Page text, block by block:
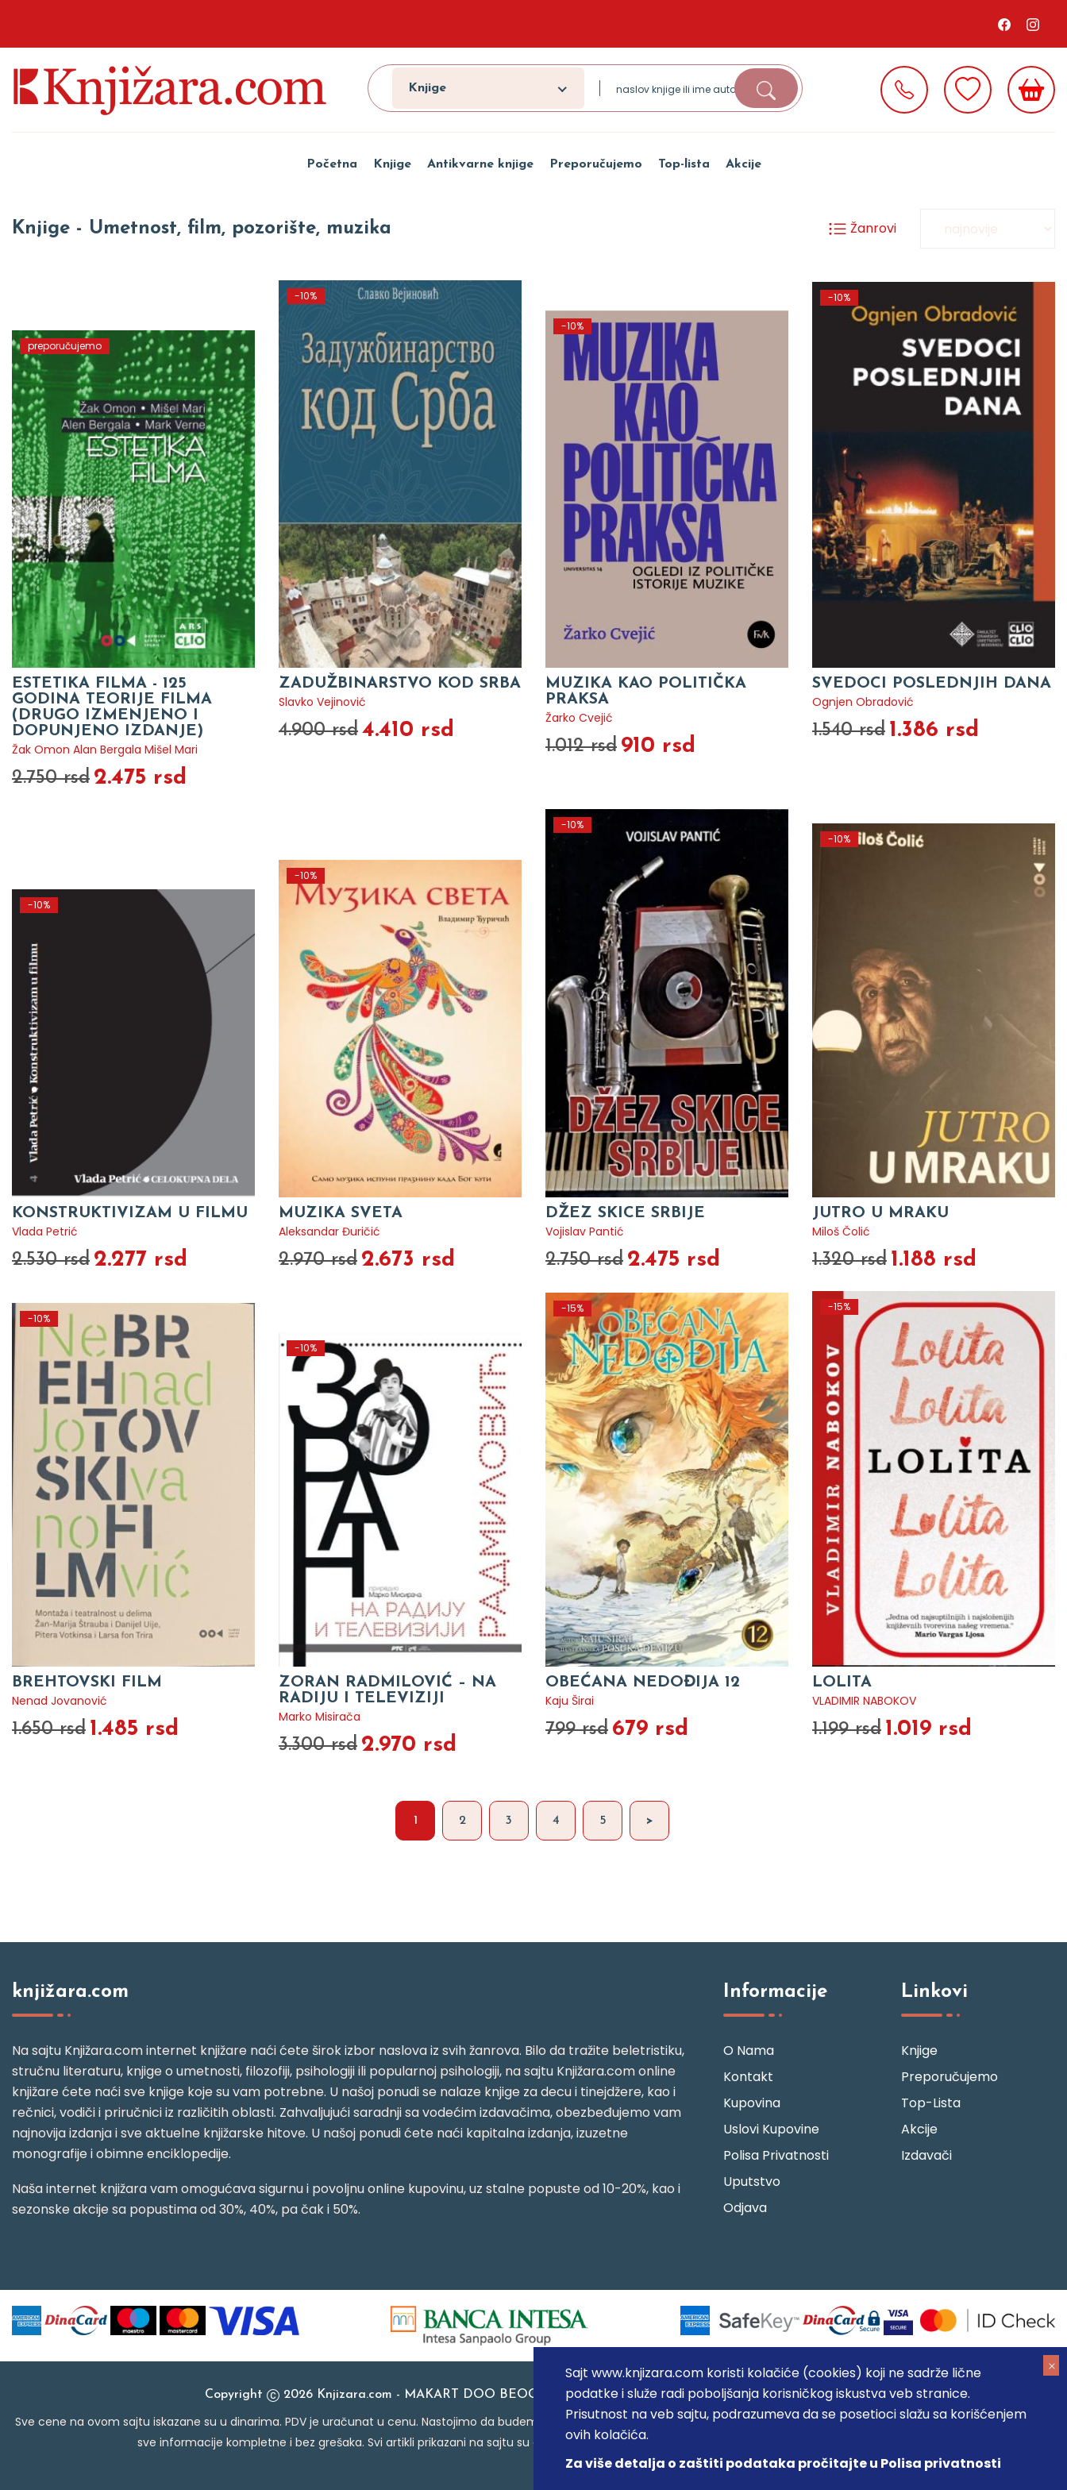
Sajt www.knjizara.com koristi kolačiće (cookies) koji ne sadrže lične
podatke i služe radi poboljšanja korisničkog iskustva veb stranice.
Prisutnost na veb sajtu, podrazumeva da se posetioci slažu sa korišćenjem
ovih kolačića.
Za više detalja o zaštiti podataka pročitajte u Polisa privatnosti
Knjige
Početna Knjige Antikvarne knjige Preporučujemo Top-lista Akcije
Knjige - Umetnost, film, pozorište, muzika Žanrovi
preporučujemo
ESTETIKA FILMA - 125
GODINA TEORIJE FILMA
(DRUGO IZMENJENO I
DOPUNJENO IZDANJE)
Žak Omon Alan Bergala Mišel Mari
2.750 rsd 2.475 rsd
-10%
ZADUŽBINARSTVO KOD SRBA
Slavko Vejinović
4.900 rsd 4.410 rsd
-10%
MUZIKA KAO POLITIČKA
PRAKSA
Žarko Cvejić
1.012 rsd 910 rsd
-10%
SVEDOCI POSLEDNJIH DANA
Ognjen Obradović
1.540 rsd 1.386 rsd
-10%
KONSTRUKTIVIZAM U FILMU
Vlada Petrić
2.530 rsd 2.277 rsd
-10%
MUZIKA SVETA
Aleksandar Đuričić
2.970 rsd 2.673 rsd
-10%
DŽEZ SKICE SRBIJE
Vojislav Pantić
2.750 rsd 2.475 rsd
-10%
JUTRO U MRAKU
Miloš Čolić
1.320 rsd 1.188 rsd
-10%
BREHTOVSKI FILM
Nenad Jovanović
1.650 rsd 1.485 rsd
-10%
ZORAN RADMILOVIĆ – NA
RADIJU I TELEVIZIJI
Marko Misirača
3.300 rsd 2.970 rsd
-15%
OBEĆANA NEDOĐIJA 12
Kaju Širai
799 rsd 679 rsd
-15%
LOLITA
VLADIMIR NABOKOV
1.199 rsd 1.019 rsd
1 2 3 4 5 >
knjižara.com
Na sajtu Knjižara.com internet knjižare naći ćete širok izbor naslova iz svih žanrova. Bilo da tražite beletristiku,
stručnu literaturu, knjige o umetnosti, filozofiji, psihologiji ili popularnoj psihologiji, na sajtu Knjižara.com online
knjižare ćete naći sve knjige koje su vam potrebne. U našoj ponudi se nalaze knjige za decu i tinejdžere, kao i
rečnici, vodiči i priručnici iz različitih oblasti. Zahvaljujući saradnji sa vodećim izdavačima, obezbeđujemo vam
najnovija izdanja i sve aktuelne knjižarske hitove. U našoj ponudi ćete naći kapitalna izdanja, izuzetne
monografije i obimne enciklopedije.
Naša internet knjižara vam omogućava sigurnu i povoljnu online kupovinu, uz stalne popuste od 10-20%, kao i
sezonske akcije sa popustima od 30%, 40%, pa čak i 50%.
Informacije
O Nama
Kontakt
Kupovina
Uslovi Kupovine
Polisa Privatnosti
Uputstvo
Odjava
Linkovi
Knjige
Preporučujemo
Top-Lista
Akcije
Izdavači
Copyright 2026 Knjizara.com - MAKART DOO BEOGRAD (NOVI BEOGRAD), PIB: 105184104, MB: 20337524
Sve cene na ovom sajtu iskazane su u dinarima. PDV je uračunat u cenu. Nastojimo da budemo što precizniji u opisu proizvoda, prikazu slika i samih cena, ali ne možemo garantovati da su
sve informacije kompletne i bez grešaka. Svi artikli prikazani na sajtu su deo naše ponude i ne podrazumeva da su dostupni u svakom trenutku.